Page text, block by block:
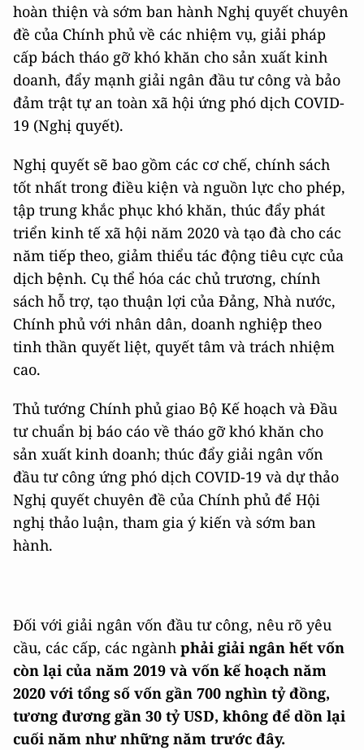
hoàn thiện và sớm ban hành Nghị quyết chuyên
đề của Chính phủ về các nhiệm vụ, giải pháp
cấp bách tháo gỡ khó khăn cho sản xuất kinh
doanh, đẩy mạnh giải ngân đầu tư công và bảo
đảm trật tự an toàn xã hội ứng phó dịch COVID-
19 (Nghị quyết).
Nghị quyết sẽ bao gồm các cơ chế, chính sách
tốt nhất trong điều kiện và nguồn lực cho phép,
tập trung khắc phục khó khăn, thúc đẩy phát
triển kinh tế xã hội năm 2020 và tạo đà cho các
năm tiếp theo, giảm thiểu tác động tiêu cực của
dịch bệnh. Cụ thể hóa các chủ trương, chính
sách hỗ trợ, tạo thuận lợi của Đảng, Nhà nước,
Chính phủ với nhân dân, doanh nghiệp theo
tinh thần quyết liệt, quyết tâm và trách nhiệm
cao.
Thủ tướng Chính phủ giao Bộ Kế hoạch và Đầu
tư chuẩn bị báo cáo về tháo gỡ khó khăn cho
sản xuất kinh doanh; thúc đẩy giải ngân vốn
đầu tư công ứng phó dịch COVID-19 và dự thảo
Nghị quyết chuyên đề của Chính phủ để Hội
nghị thảo luận, tham gia ý kiến và sớm ban
hành.
Đối với giải ngân vốn đầu tư công, nêu rõ yêu
cầu, các cấp, các ngành phải giải ngân hết vốn
còn lại của năm 2019 và vốn kế hoạch năm
2020 với tổng số vốn gần 700 nghìn tỷ đồng,
tương đương gần 30 tỷ USD, không để dồn lại
cuối năm như những năm trước đây.